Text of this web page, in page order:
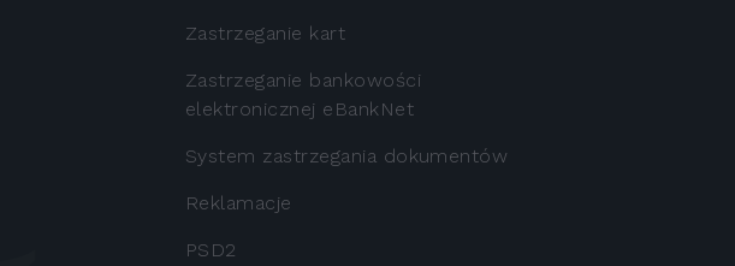
Zastrzeganie kart
Zastrzeganie bankowości
elektronicznej eBankNet
System zastrzegania dokumentów
Reklamacje
PSD2